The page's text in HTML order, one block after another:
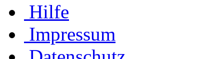
Hilfe
Impressum